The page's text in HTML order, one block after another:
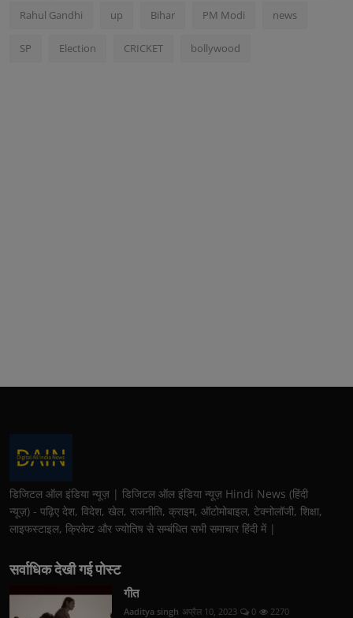
Rahul Gandhi up Bihar PM Modi news
SP Election CRICKET bollywood
डिजिटल ऑल इंडिया न्यूज़ | डिजिटल ऑल इंडिया न्यूज़ Hindi News (हिंदी
न्यूज़) - पढ़िए देश, विदेश, खेल, राजनीति, क्राइम, ऑटोमोबाइल, टेक्नोलॉजी, शिक्षा,
लाइफस्टाइल, क्रिकेट और ज्योतिष से सम्बंधित सभी समाचार हिंदी में |
सर्वाधिक देखी गई पोस्ट
गीत
Aaditya singh अप्रैल 10, 2023 0 2270